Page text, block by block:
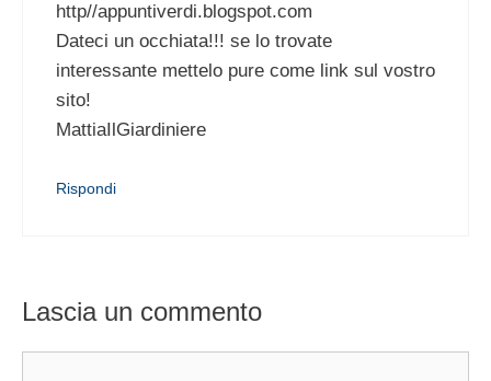
http//appuntiverdi.blogspot.com
Dateci un occhiata!!! se lo trovate
interessante mettelo pure come link sul vostro
sito!
MattiaIlGiardiniere
Rispondi
Lascia un commento